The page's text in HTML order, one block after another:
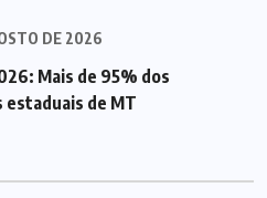
DE 2026
Mais de 95% dos
estaduais de MT